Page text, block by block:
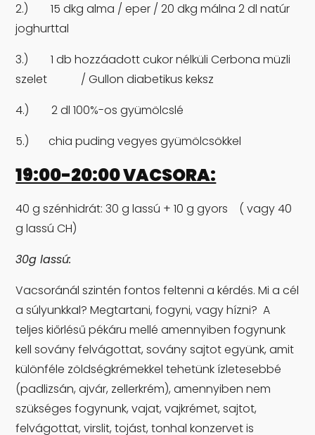
2.) 15 dkg alma / eper / 20 dkg málna 2 dl natúr
joghurttal
3.) 1 db hozzáadott cukor nélküli Cerbona müzli
szelet / Gullon diabetikus keksz
4.) 2 dl 100%-os gyümölcslé
5.) chia puding vegyes gyümölcsökkel
19:00-20:00 VACSORA:
40 g szénhidrát: 30 g lassú + 10 g gyors ( vagy 40
g lassú CH)
30g lassú:
Vacsoránál szintén fontos feltenni a kérdés. Mi a cél
a súlyunkkal? Megtartani, fogyni, vagy hízni? A
teljes kiőrlésű pékáru mellé amennyiben fogynunk
kell sovány felvágottat, sovány sajtot együnk, amit
különféle zöldségkrémekkel tehetünk ízletesebbé
(padlizsán, ajvár, zellerkrém), amennyiben nem
szükséges fogynunk, vajat, vajkrémet, sajtot,
felvágottat, virslit, tojást, tonhal konzervet is